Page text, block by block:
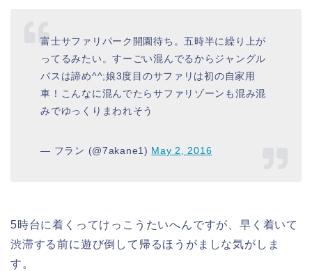
富士サファリパーク開園待ち。五時半に繰り上が
ってるみたい。すーごい混んでるからジャングル
バスは諦め^^;娘3度目のサファリは初の自家用
車！こんなに混んでたらサファリゾーンも混み混
みでゆっくりまわれそう
— フラン (@7akane1) May 2, 2016
5時台に着くってけっこうたいへんですが、早く着いて
渋滞する前に遊び倒して帰るほうがましな気がしま
す。